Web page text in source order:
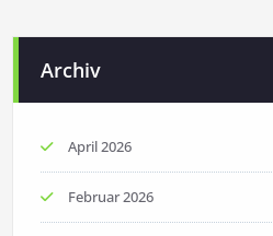
Archiv
April 2026
Februar 2026